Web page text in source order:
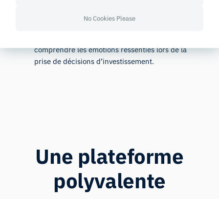
des décisions financières. L’analyse des propos
comprendre les émotions ressenties lors de la
prise de décisions d’investissement.
Une plateforme
polyvalente
No Cookies Please